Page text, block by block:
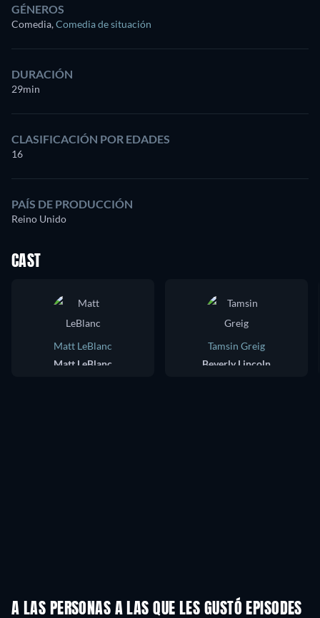
GÉNEROS
Comedia,Comedia de situación
DURACIÓN
29min
CLASIFICACIÓN POR EDADES
16
PAÍS DE PRODUCCIÓN
Reino Unido
CAST
Matt LeBlanc
Matt LeBlanc
Tamsin Greig
Beverly Lincoln
A LAS PERSONAS A LAS QUE LES GUSTÓ EPISODES